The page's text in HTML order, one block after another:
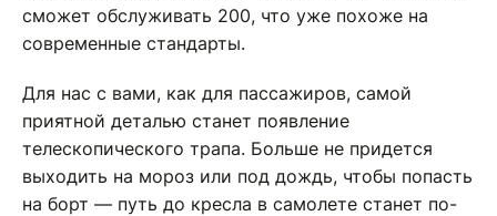
сможет обслуживать 200, что уже похоже на
современные стандарты.
Для нас с вами, как для пассажиров, самой
приятной деталью станет появление
телескопического трапа. Больше не придется
выходить на мороз или под дождь, чтобы попасть
на борт — путь до кресла в самолете станет по-